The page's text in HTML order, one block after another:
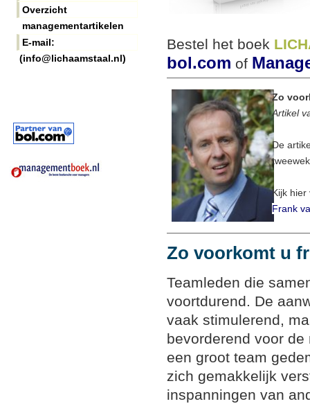
Overzicht
managementartikelen
E-mail:
(info@lichaamstaal.nl)
Bestel het boek
bol.com of
Zo
Artikel
De
Kijk hier
Frank
Zo voorkomt u
Teamleden die
voortdurend. De
vaak stimulerend,
bevorderend voor
een groot team
zich gemakkelijk
inspanningen van